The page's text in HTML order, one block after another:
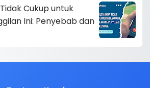
Cukup untuk
Ini: Penyebab dan